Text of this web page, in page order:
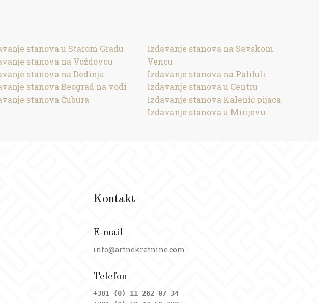
stanova u Starom Gradu
stanova na Voždovcu
stanova na Dedinju
stanova Beograd na vodi
stanova Čubura
Izdavanje stanova na Savskom
Vencu
Izdavanje stanova na Paliluli
Izdavanje stanova u Centru
Izdavanje stanova Kalenić pijaca
Izdavanje stanova u Mirijevu
Kontakt
E-mail
info@artnekretnine.com
Telefon
+381 (0) 11 262 07 34